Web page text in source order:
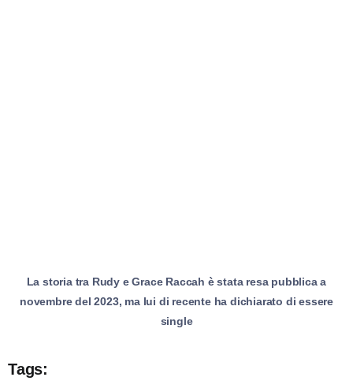
La storia tra Rudy e Grace Raccah è stata resa pubblica a
novembre del 2023, ma lui di recente ha dichiarato di essere
single
Tags: